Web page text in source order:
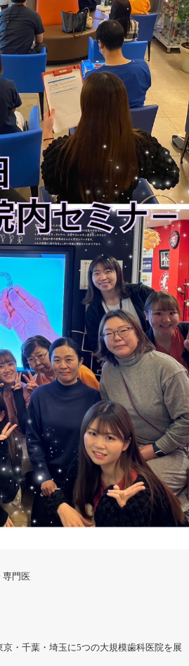
専門医
・千葉・埼玉に5つの大規模歯科医院を展